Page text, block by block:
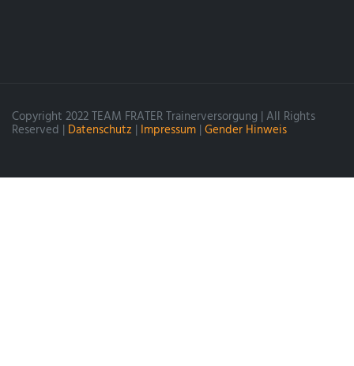
Copyright 2022 TEAM FRATER Trainerversorgung | All Rights
Reserved | Datenschutz | Impressum | Gender Hinweis